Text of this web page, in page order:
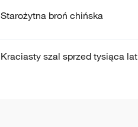
Starożytna broń chińska
Kraciasty szal sprzed tysiąca lat